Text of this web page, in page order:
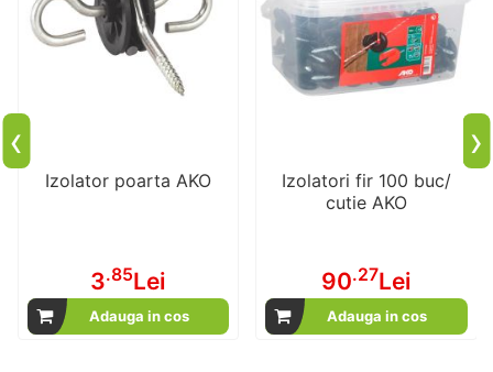
Izolator poarta AKO
3.85Lei
Adauga in cos
Izolatori fir 100 buc/
cutie AKO
90.27Lei
Adauga in cos
‹ ›